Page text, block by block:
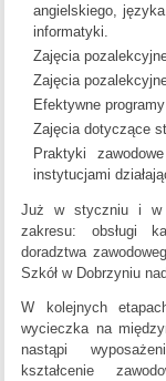
angielskiego,
informatyki.
Zajęcia
Zajęcia
Efektywne
Zajęcia dotyczące
Praktyki
instytucjami
Już w styczniu i w
zakresu: obsługi
doradztwa
Szkół w Dobrzyniu
W kolejnych
wycieczka na
nastąpi
kształcenie